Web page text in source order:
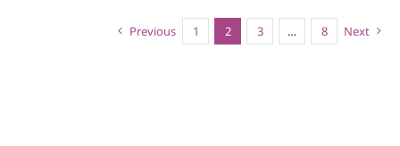
Previous 1 2 3 … 8 Next